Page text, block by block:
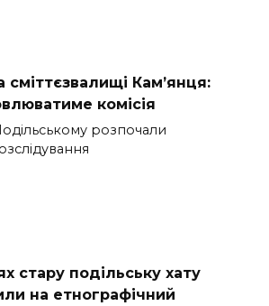
Кам’янця:
комісія
розпочали
стару подільську хату
на етнографічний